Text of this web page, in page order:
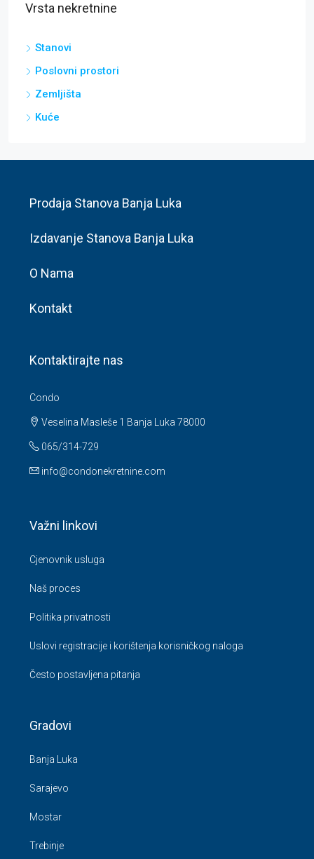
Vrsta nekretnine
Stanovi
Poslovni prostori
Zemljišta
Kuće
Prodaja Stanova Banja Luka
Izdavanje Stanova Banja Luka
O Nama
Kontakt
Kontaktirajte nas
Condo
Veselina Masleše 1 Banja Luka 78000
065/314-729
info@condonekretnine.com
Važni linkovi
Cjenovnik usluga
Naš proces
Politika privatnosti
Uslovi registracije i korištenja korisničkog naloga
Često postavljena pitanja
Gradovi
Banja Luka
Sarajevo
Mostar
Trebinje